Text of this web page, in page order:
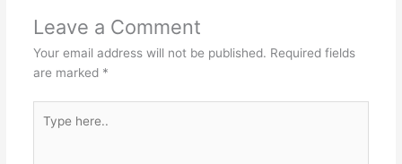
Leave a Comment
Your email address will not be published. Required fields
are marked *
here..